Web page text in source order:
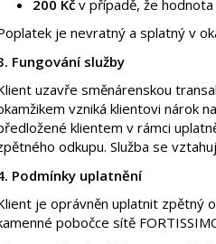
200 Kč v případě, že
je nevratný a splatný v
Fungování služby
uzavře směnárenskou
vzniká klientovi nárok
klientem v rámci
odkupu. Služba se
Podmínky uplatnění
je oprávněn uplatnit zpětný
pobočce sítě